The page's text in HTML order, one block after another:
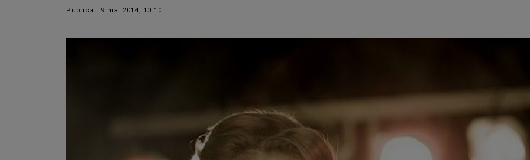
Publicat: 9 mai 2014, 10:10